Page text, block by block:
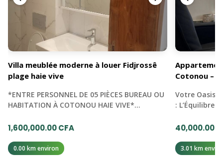
Villa meublée moderne à louer Fidjrossê
plage haie vive
*ENTRE PERSONNEL DE 05 PIÈCES BUREAU OU
HABITATION À COTONOU HAIE VIVE*…
1,600,000.00 CFA
0.00 km environ
Cotonou –
Votre Oasis
: L’Équilibre
40,000.00
3.01 km